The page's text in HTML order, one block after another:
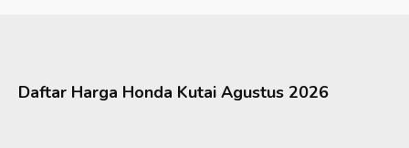
Daftar Harga Honda Kutai Agustus 2026